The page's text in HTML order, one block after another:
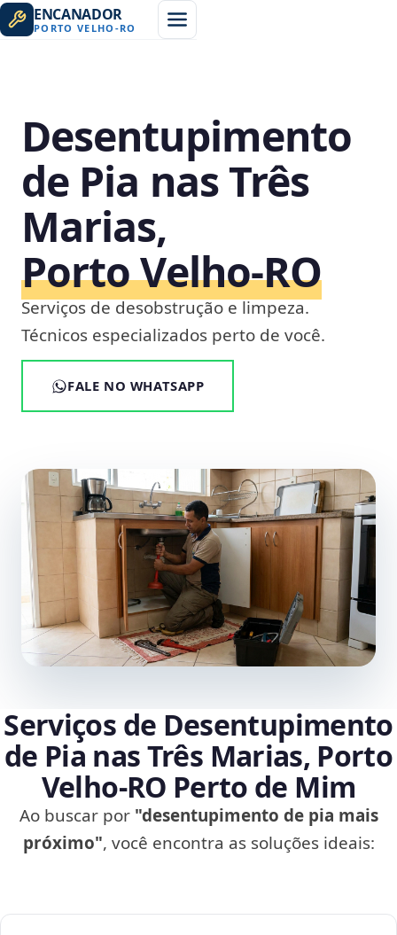
ENCANADOR
PORTO VELHO -RO
Desentupimento
de Pia nas Três
Marias,
Porto Velho‑RO
Serviços de desobstrução e limpeza.
Técnicos especializados perto de você.
FALE NO WHATSAPP
Serviços de Desentupimento
de Pia nas Três Marias, Porto
Velho‑RO Perto de Mim
Ao buscar por "desentupimento de pia mais
próximo", você encontra as soluções ideais: